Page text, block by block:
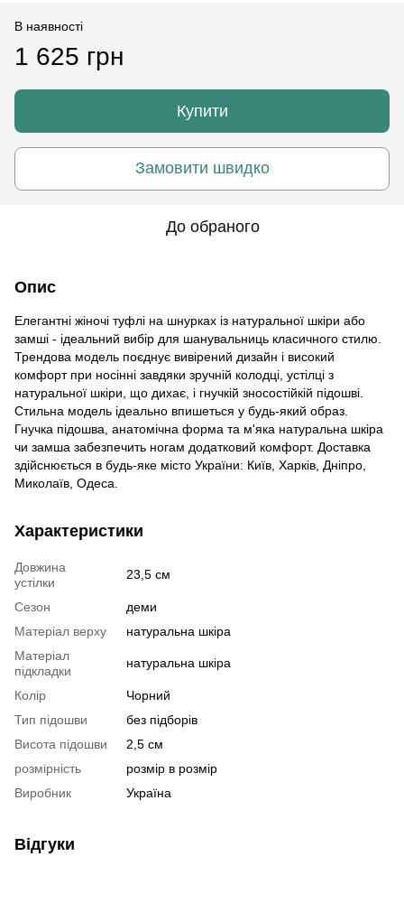
В наявності
1 625 грн
Купити
Замовити швидко
До обраного
Опис
Елегантні жіночі туфлі на шнурках із натуральної шкіри або
замші - ідеальний вибір для шанувальниць класичного стилю.
Трендова модель поєднує вивірений дизайн і високий
комфорт при носінні завдяки зручній колодці, устілці з
натуральної шкіри, що дихає, і гнучкій зносостійкій підошві.
Стильна модель ідеально впишеться у будь-який образ.
Гнучка підошва, анатомічна форма та м'яка натуральна шкіра
чи замша забезпечить ногам додатковий комфорт. Доставка
здійснюється в будь-яке місто України: Київ, Харків, Дніпро,
Миколаїв, Одеса.
Характеристики
Довжина
устілки
23,5 см
Сезон
деми
Матеріал верху
натуральна шкіра
Матеріал
підкладки
натуральна шкіра
Колір
Чорний
Тип підошви
без підборів
Висота підошви
2,5 см
розмірність
розмір в розмір
Виробник
Україна
Відгуки